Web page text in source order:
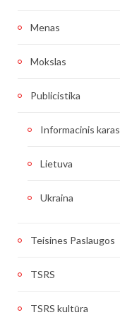
Menas
Mokslas
Publicistika
Informacinis karas
Lietuva
Ukraina
Teisines Paslaugos
TSRS
TSRS kultūra